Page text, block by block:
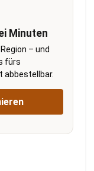
Minuten
– und
fürs
abbestellbar.